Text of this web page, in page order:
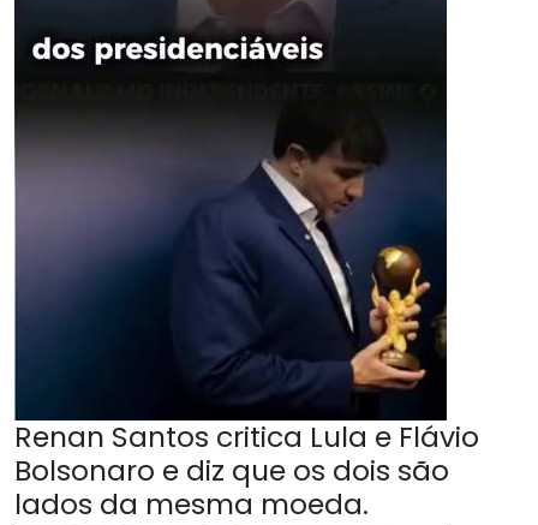
Renan Santos critica Lula e Flávio
Bolsonaro e diz que os dois são
lados da mesma moeda.